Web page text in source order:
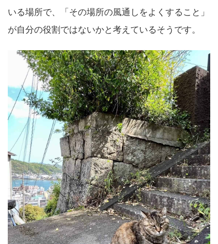
いる場所で、「その場所の風通しをよくすること」
が自分の役割ではないかと考えているそうです。